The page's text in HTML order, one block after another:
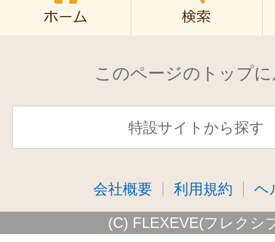
このページのトップ
特設サイトから探す
会社概要 利用規約 ヘ
(C) FLEXEVE(フレクシ